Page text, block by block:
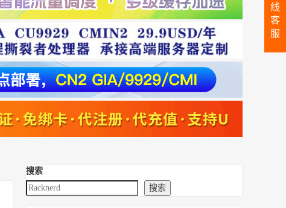
搜索
搜索
线
客
服